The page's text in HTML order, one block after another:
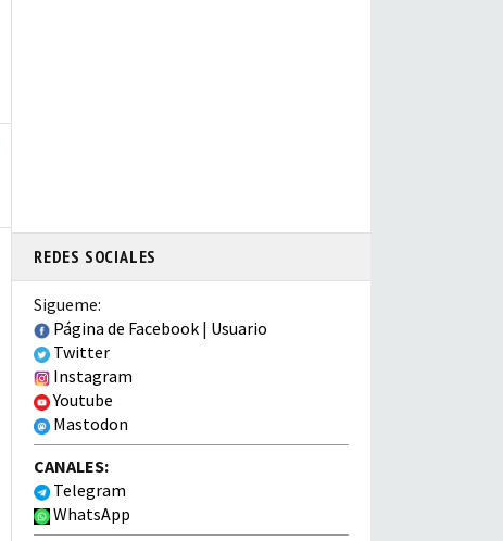
REDES SOCIALES
Sigueme:
Página de Facebook | Usuario
Twitter
Instagram
Youtube
Mastodon
CANALES:
Telegram
WhatsApp